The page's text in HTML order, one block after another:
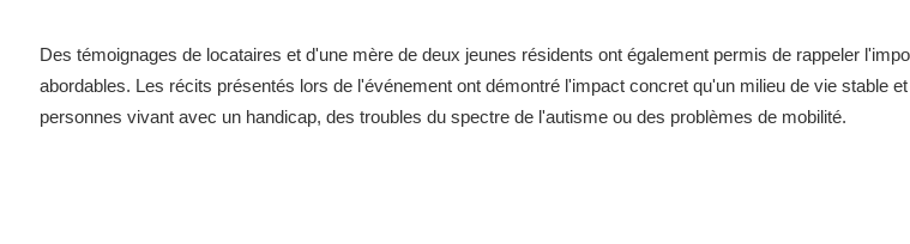
Des témoignages de locataires et d'une mère de deux jeunes résidents ont également permis de rappeler
abordables. Les récits présentés lors de l'événement ont démontré l'impact concret qu'un milieu de vie stable
personnes vivant avec un handicap, des troubles du spectre de l'autisme ou des problèmes de mobilité.